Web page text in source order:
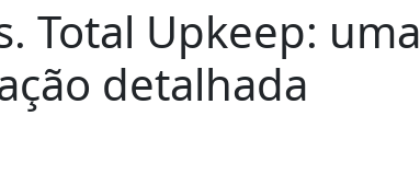
Total Upkeep: uma
detalhada